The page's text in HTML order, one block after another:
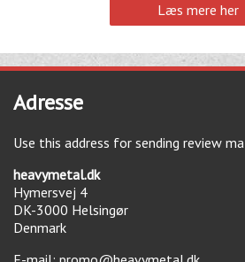
Læs mere her
Adresse
Use this address for sending review
heavymetal.dk
Hymersvej 4
DK-3000 Helsingør
Denmark